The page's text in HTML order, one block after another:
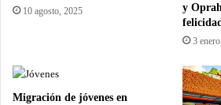
10 agosto, 2025
y
3
Migración de jóvenes en